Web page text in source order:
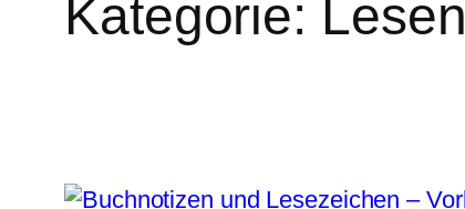
Kategorie: Lesen